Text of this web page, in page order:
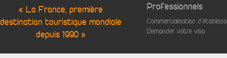
« La France, première
destination touristique mondiale
depuis 1990 »
Professionnels
Commercialisation
Demander votre visa